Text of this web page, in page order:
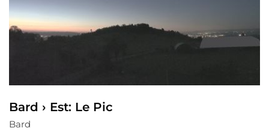
Bard › Est: Le Pic
Bard